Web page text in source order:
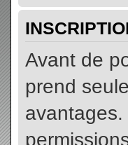
Avant de
prend